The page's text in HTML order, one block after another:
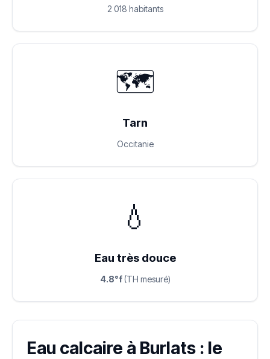
2 018 habitants
🗺️
Tarn
Occitanie
💧
Eau très douce
4.8°f(TH mesuré)
Eau calcaire à Burlats : le